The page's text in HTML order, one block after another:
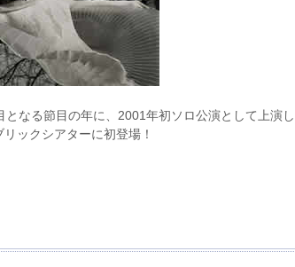
なる節目の年に、2001年初ソロ公演として上演
ックシアターに初登場！